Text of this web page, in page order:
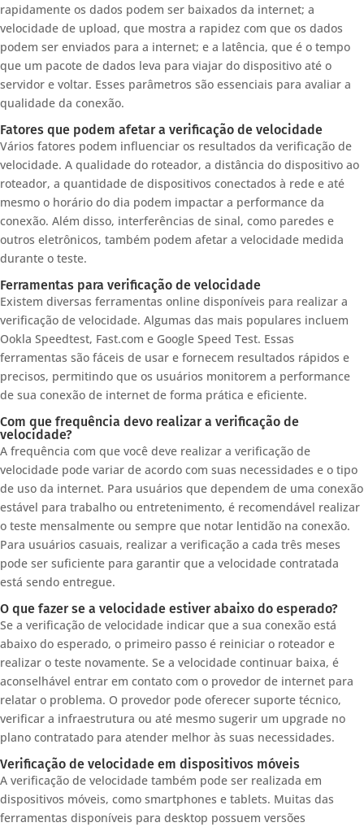
rapidamente os dados podem ser baixados da internet; a
velocidade de upload, que mostra a rapidez com que os dados
podem ser enviados para a internet; e a latência, que é o tempo
que um pacote de dados leva para viajar do dispositivo até o
servidor e voltar. Esses parâmetros são essenciais para avaliar a
qualidade da conexão.
Fatores que podem afetar a verificação de velocidade
Vários fatores podem influenciar os resultados da verificação de
velocidade. A qualidade do roteador, a distância do dispositivo ao
roteador, a quantidade de dispositivos conectados à rede e até
mesmo o horário do dia podem impactar a performance da
conexão. Além disso, interferências de sinal, como paredes e
outros eletrônicos, também podem afetar a velocidade medida
durante o teste.
Ferramentas para verificação de velocidade
Existem diversas ferramentas online disponíveis para realizar a
verificação de velocidade. Algumas das mais populares incluem
Ookla Speedtest, Fast.com e Google Speed Test. Essas
ferramentas são fáceis de usar e fornecem resultados rápidos e
precisos, permitindo que os usuários monitorem a performance
de sua conexão de internet de forma prática e eficiente.
Com que frequência devo realizar a verificação de
velocidade?
A frequência com que você deve realizar a verificação de
velocidade pode variar de acordo com suas necessidades e o tipo
de uso da internet. Para usuários que dependem de uma conexão
estável para trabalho ou entretenimento, é recomendável realizar
o teste mensalmente ou sempre que notar lentidão na conexão.
Para usuários casuais, realizar a verificação a cada três meses
pode ser suficiente para garantir que a velocidade contratada
está sendo entregue.
O que fazer se a velocidade estiver abaixo do esperado?
Se a verificação de velocidade indicar que a sua conexão está
abaixo do esperado, o primeiro passo é reiniciar o roteador e
realizar o teste novamente. Se a velocidade continuar baixa, é
aconselhável entrar em contato com o provedor de internet para
relatar o problema. O provedor pode oferecer suporte técnico,
verificar a infraestrutura ou até mesmo sugerir um upgrade no
plano contratado para atender melhor às suas necessidades.
Verificação de velocidade em dispositivos móveis
A verificação de velocidade também pode ser realizada em
dispositivos móveis, como smartphones e tablets. Muitas das
ferramentas disponíveis para desktop possuem versões